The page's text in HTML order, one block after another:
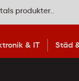
& IT Städ